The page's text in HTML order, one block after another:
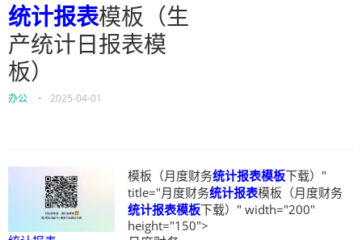
统计报表模板（生
产统计日报表模
板）
办公 • 2025-04-01
模板（月度财务统计报表模板下载）"
title="月度财务统计报表模板（月度财务
统计报表模板下载）" width="200"
height="150">